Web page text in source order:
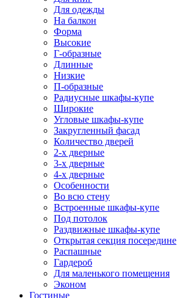
Для одежды
На балкон
Форма
Высокие
Г-образные
Длинные
Низкие
П-образные
Радиусные шкафы-купе
Широкие
Угловые шкафы-купе
Закругленный фасад
Количество дверей
2-х дверные
3-х дверные
4-х дверные
Особенности
Во всю стену
Встроенные шкафы-купе
Под потолок
Раздвижные шкафы-купе
Открытая секция посередине
Распашные
Гардероб
Для маленького помещения
Эконом
Гостиные